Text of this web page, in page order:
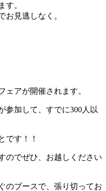
す。
お見逃しなく。
ェアが開催されます。
参加して、すでに300人以
です！！
のでぜひ、お越しください
のブースで、張り切ってお